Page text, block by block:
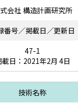
会社 構造計画研究所
47-1
載日：2021年2月 4日